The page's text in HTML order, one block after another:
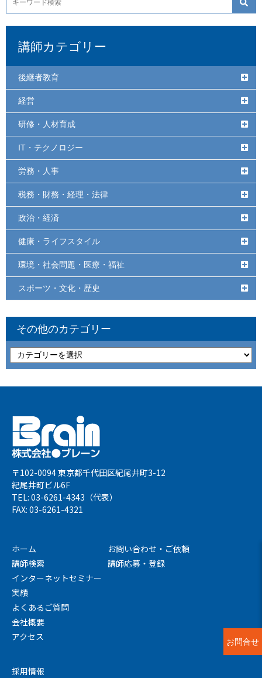
講師カテゴリー
後継者教育
経営
研修・人材育成
IT・テクノロジー
労務・人事
税務・財務・経理・法律
政治・経済
健康・ライフスタイル
環境・社会問題・医療・福祉
スポーツ・文化・歴史
その他のカテゴリー
〒102-0094 東京都千代田区紀尾井町3-12
紀尾井町ビル6F
TEL: 03-6261-4343（代表）
FAX: 03-6261-4321
ホーム
講師検索
インターネットセミナー
実績
よくあるご質問
会社概要
アクセス
お問い合わせ・ご依頼
講師応募・登録
採用情報
お問合せ